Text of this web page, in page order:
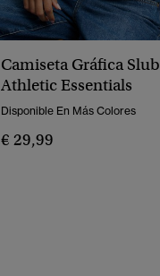
Camiseta Gráfica Slub
Athletic Essentials
Disponible En Más Colores
€ 29,99